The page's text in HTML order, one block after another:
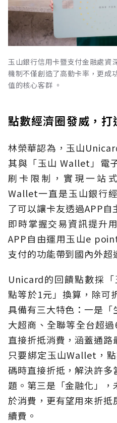
玉山銀行信用卡暨支付金融處資
機制不僅創造了高動卡率，更成
值的核心客群 。
點數經濟圈發威，
林榮華認為，玉山
其與「玉山 Wallet」電
刷卡限制，實現一站
Wallet一直是玉山銀行
了可以讓卡友透過APP自
即時掌握交易資訊提升
APP自由運用玉山e
支付的功能帶到國內外超
Unicard的回饋點數採
點等於1元」換算，除可
具備有三大特色：一是
大超商、全聯等全台超
直接折抵消費，涵蓋通路
只要綁定玉山Wallet，
碼時直接折抵，解決許
題。第三是「金融化」
於消費，更有望用來折
續費。